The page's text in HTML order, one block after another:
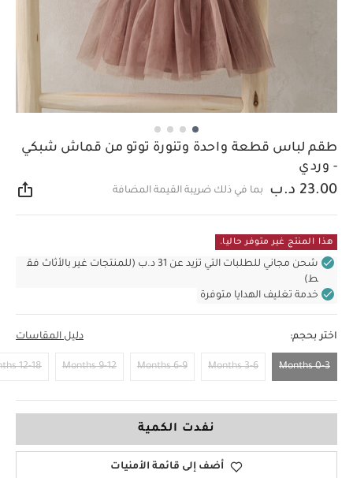
طقم لباس قطعة واحدة وتنورة توتو من قماش شبكي
- وردي
23.00 د.ب بما في ذلك ضريبة القيمة المضافة
هذا المنتج غير متوفر حاليا.
شحن مجاني للطلبات التي تزيد عن 31 د.ب (للمنتجات غير بالأثاث فق
ط)
خدمة تغليف الهدايا متوفرة
اختر بحجم: دليل المقاسات
0-3 Months
3-6 Months
6-9 Months
9-12 Months
12-18 Months
نفدت الكمية
أضف إلى قائمة الأمنيات